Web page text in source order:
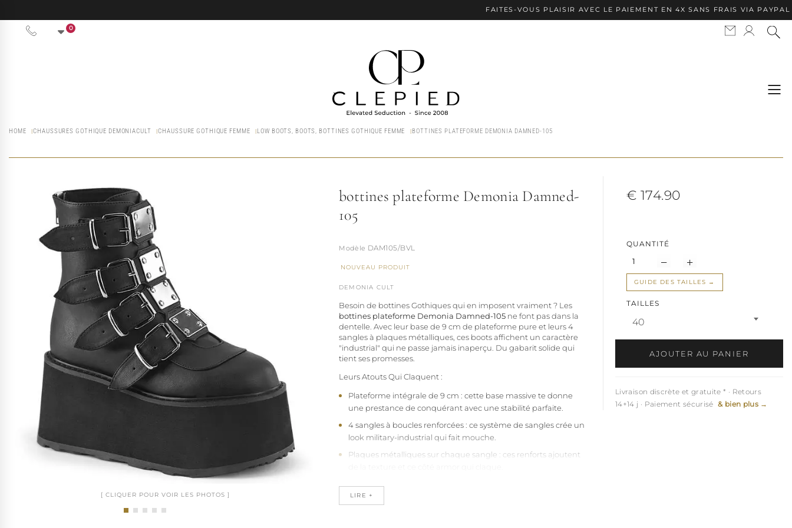
FAITES-VOUS PLAISIR AVEC LE PAIEMENT EN 4X SANS FRAIS VIA PAYPAL ✦
0
HOME CHAUSSURES GOTHIQUE DEMONIACULT CHAUSSURE GOTHIQUE FEMME LOW BOOTS, BOOTS, BOTTINES GOTHIQUE FEMME BOTTINES PLATEFORME DEMONIA DAMNED-105
bottines plateforme Demonia Damned-
105
DAM105/BVL
NOUVEAU PRODUIT
DEMONIA CULT
Besoin de bottines Gothiques qui en imposent vraiment ? Les
bottines plateforme Demonia Damned-105 ne font pas dans la
dentelle. Avec leur base de 9 cm de plateforme pure et leurs 4
sangles à plaques métalliques, ces boots affichent un caractère
"industrial" qui ne passe jamais inaperçu. Du gabarit solide qui
tient ses promesses.
Leurs Atouts Qui Claquent :
Plateforme intégrale de 9 cm : cette base massive te donne
une prestance de conquérant avec une stabilité parfaite.
4 sangles à boucles renforcées : ce système de sangles crée un
look military-industrial qui fait mouche.
Plaques métalliques sur chaque sangle : ces renforts ajoutent
caractère sans être excessifs.
LIRE +
€ 174.90
QUANTITÉ
GUIDE DES TAILLES
TAILLES
40
AJOUTER AU PANIER
Livraison discrète et gratuite * · Retours
14+14 j · Paiement sécurisé & bien plus →